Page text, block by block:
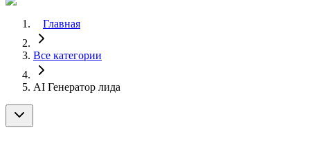
Главная
Все категории
AI Генератор лида